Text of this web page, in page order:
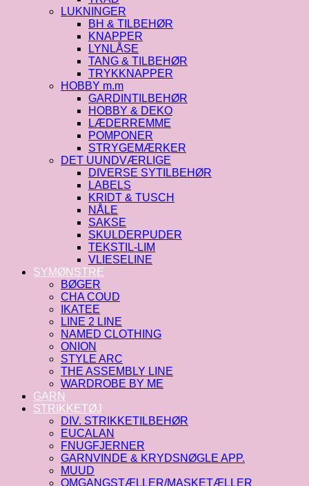
LUKNINGER
BH & TILBEHØR
KNAPPER
LYNLÅSE
TANG & TILBEHØR
TRYKKNAPPER
HOBBY m.m
GARDINTILBEHØR
HOBBY & DEKO
LÆDERREMME
POMPONER
STRYGEMÆRKER
DET UUNDVÆRLIGE
DIVERSE SYTILBEHØR
LABELS
KRIDT & TUSCH
NÅLE
SAKSE
SKULDERPUDER
TEKSTIL-LIM
VLIESELINE
SYMØNSTRE
BØGER
CHA COUD
IKATEE
LINE 2 LINE
NAMED CLOTHING
ONION
STYLE ARC
THE ASSEMBLY LINE
WARDROBE BY ME
GARN
STRIKKETØJ
DIV. STRIKKETILBEHØR
EUCALAN
FNUGFJERNER
GARNVINDE & KRYDSNØGLE APP.
MUUD
OMGANGSTÆLLER/MASKETÆLLER